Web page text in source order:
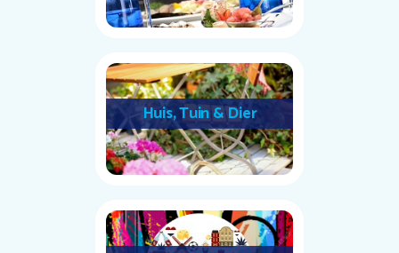
Huis, Tuin & Dier